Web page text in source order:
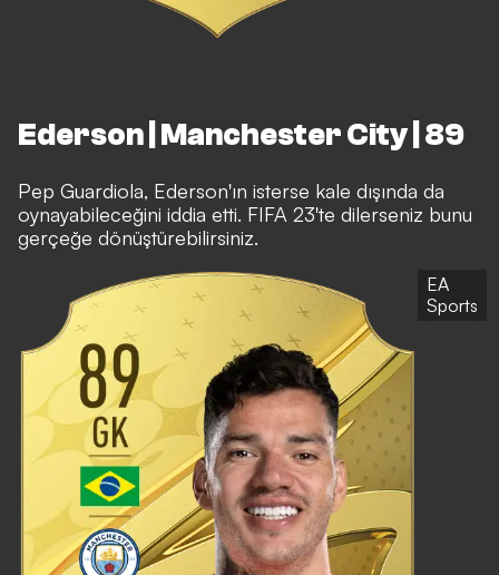
Ederson | Manchester City | 89
Pep Guardiola, Ederson'ın isterse kale dışında da
oynayabileceğini iddia etti. FIFA 23'te dilerseniz bunu
gerçeğe dönüştürebilirsiniz.
EA
Sports